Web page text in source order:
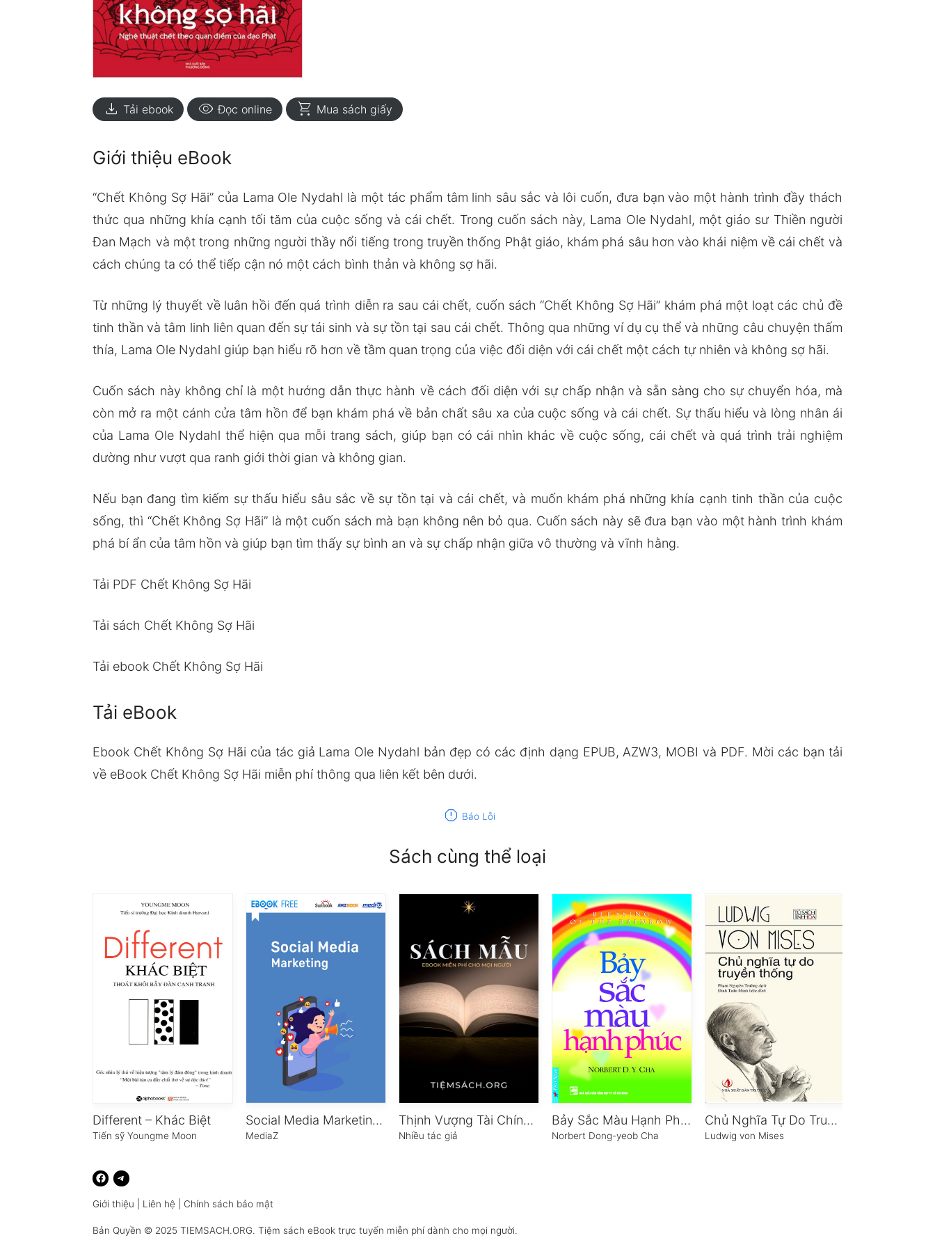
download Tải ebook visibility Đọc online shopping_cart Mua sách giấy
Giới thiệu eBook
“Chết Không Sợ Hãi” của Lama Ole Nydahl là một tác phẩm tâm linh sâu sắc và lôi cuốn, đưa bạn vào một hành trình đầy thách
thức qua những khía cạnh tối tăm của cuộc sống và cái chết. Trong cuốn sách này, Lama Ole Nydahl, một giáo sư Thiền người
Đan Mạch và một trong những người thầy nổi tiếng trong truyền thống Phật giáo, khám phá sâu hơn vào khái niệm về cái chết và
cách chúng ta có thể tiếp cận nó một cách bình thản và không sợ hãi.
Từ những lý thuyết về luân hồi đến quá trình diễn ra sau cái chết, cuốn sách “Chết Không Sợ Hãi” khám phá một loạt các chủ đề
tinh thần và tâm linh liên quan đến sự tái sinh và sự tồn tại sau cái chết. Thông qua những ví dụ cụ thể và những câu chuyện thấm
thía, Lama Ole Nydahl giúp bạn hiểu rõ hơn về tầm quan trọng của việc đối diện với cái chết một cách tự nhiên và không sợ hãi.
Cuốn sách này không chỉ là một hướng dẫn thực hành về cách đối diện với sự chấp nhận và sẵn sàng cho sự chuyển hóa, mà
còn mở ra một cánh cửa tâm hồn để bạn khám phá về bản chất sâu xa của cuộc sống và cái chết. Sự thấu hiểu và lòng nhân ái
của Lama Ole Nydahl thể hiện qua mỗi trang sách, giúp bạn có cái nhìn khác về cuộc sống, cái chết và quá trình trải nghiệm
dường như vượt qua ranh giới thời gian và không gian.
Nếu bạn đang tìm kiếm sự thấu hiểu sâu sắc về sự tồn tại và cái chết, và muốn khám phá những khía cạnh tinh thần của cuộc
sống, thì “Chết Không Sợ Hãi” là một cuốn sách mà bạn không nên bỏ qua. Cuốn sách này sẽ đưa bạn vào một hành trình khám
phá bí ẩn của tâm hồn và giúp bạn tìm thấy sự bình an và sự chấp nhận giữa vô thường và vĩnh hằng.
Tải PDF Chết Không Sợ Hãi
Tải sách Chết Không Sợ Hãi
Tải ebook Chết Không Sợ Hãi
Tải eBook
Ebook Chết Không Sợ Hãi của tác giả Lama Ole Nydahl bản đẹp có các định dạng EPUB, AZW3, MOBI và PDF. Mời các bạn tải
về eBook Chết Không Sợ Hãi miễn phí thông qua liên kết bên dưới.
report Báo Lỗi
Sách cùng thể loại
Different – Khác Biệt
Tiến sỹ Youngme Moon
Social Media Marketing và những lưu ý quan trọng
MediaZ
Thịnh Vượng Tài Chính Tuổi 30 – Tập 1
Nhiều tác giả
Bảy Sắc Màu Hạnh Phúc
Norbert Dong-yeob Cha
Chủ Nghĩa Tự Do Truyền Thống
Ludwig von Mises
Giới thiệu Liên hệ Chính sách bảo mật
Bản Quyền © 2025TIEMSACH.ORG. Tiệm sách eBook trực tuyến miễn phí dành cho mọi người.